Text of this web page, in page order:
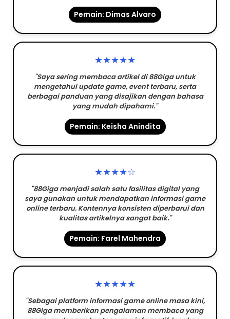
Pemain: Dimas Alvaro
★★★★★
"Saya sering membaca artikel di 88Giga untuk
mengetahui update game, event terbaru, serta
berbagai panduan yang disajikan dengan bahasa
yang mudah dipahami."
Pemain: Keisha Anindita
★★★★☆
"88Giga menjadi salah satu fasilitas digital yang
saya gunakan untuk mendapatkan informasi game
online terbaru. Kontennya konsisten diperbarui dan
kualitas artikelnya sangat baik."
Pemain: Farel Mahendra
★★★★★
"Sebagai platform informasi game online masa kini,
88Giga memberikan pengalaman membaca yang